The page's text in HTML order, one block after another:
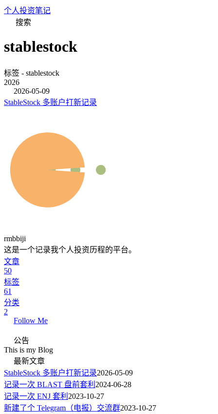
个人投资笔记
搜索
stablestock
标签 - stablestock
2026
2026-05-09
StableStock 多账户打新记录
rmbbiji
这是一个记录我个人投资历程的平台。
文章
50
标签
61
分类
2
Follow Me
公告
This is my Blog
最新文章
StableStock 多账户打新记录2026-05-09
记录一次 BLAST 盘前套利 2024-06-28
记录一次 ENJ 套利 2023-10-27
新建了个 Telegram（电报）交流群2023-10-27